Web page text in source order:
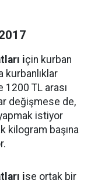
için kurban
kurbanlıklar
TL arası
değişmese de,
istiyor
kilogram başına
ise ortak bir